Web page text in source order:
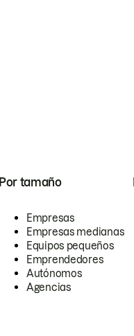
Por tamaño
Empresas
Empresas medianas
Equipos pequeños
Emprendedores
Autónomos
Agencias